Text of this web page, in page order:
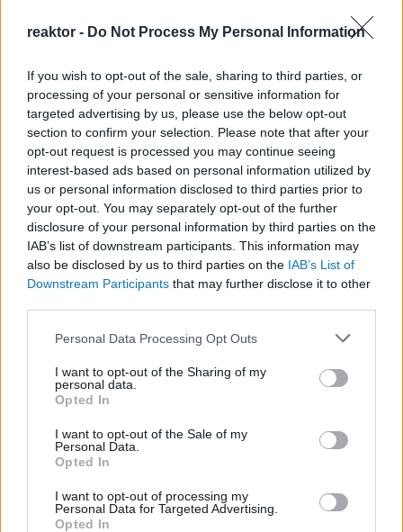
reaktor - Do Not Process My Personal Information
If you wish to opt-out of the sale, sharing to third parties, or
processing of your personal or sensitive information for
targeted advertising by us, please use the below opt-out
section to confirm your selection. Please note that after your
opt-out request is processed you may continue seeing
interest-based ads based on personal information utilized by
us or personal information disclosed to third parties prior to
your opt-out. You may separately opt-out of the further
disclosure of your personal information by third parties on the
IAB’s list of downstream participants. This information may
also be disclosed by us to third parties on the IAB’s List of
Downstream Participants that may further disclose it to other
Please note that this website/app uses one or more Google
not limited to your visit or usage behaviour. You may click to
grant or deny consent to Google and its third-party tags to
use your data for below specified purposes in below Google
consent section.
Personal Data Processing Opt Outs
I want to opt-out of the Sharing of my
personal data.
Opted In
I want to opt-out of the Sale of my
Personal Data.
Opted In
I want to opt-out of processing my
Personal Data for Targeted Advertising.
Opted In
FACEBOOK
LEGFRISSEBB
A világ legveszélyesebb migrációs útvonalai: A
Közép-Mediterrán útvonal, A Darién-régió és az